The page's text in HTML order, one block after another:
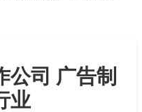
公司 广告制
业